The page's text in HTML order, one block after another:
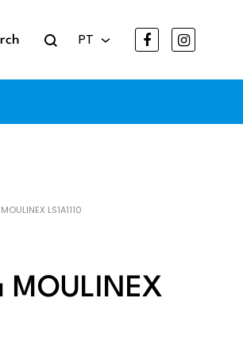
SearchPT Facebook
LS1A1110